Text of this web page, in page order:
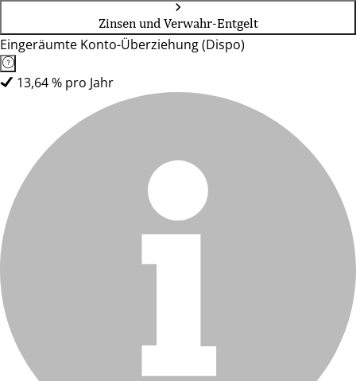
Zinsen und Verwahr-Entgelt
Eingeräumte Konto-Überziehung (Dispo)
13,64 % pro Jahr